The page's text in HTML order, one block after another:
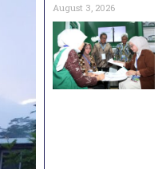
August 3, 2026